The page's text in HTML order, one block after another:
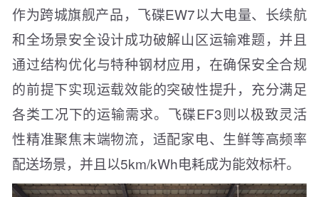
作为跨城旗舰产品，飞碟EW7以大电量、长续航
和全场景安全设计成功破解山区运输难题，并且
通过结构优化与特种钢材应用，在确保安全合规
的前提下实现运载效能的突破性提升，充分满足
各类工况下的运输需求。飞碟EF3则以极致灵活
性精准聚焦末端物流，适配家电、生鲜等高频率
配送场景，并且以5km/kWh电耗成为能效标杆。